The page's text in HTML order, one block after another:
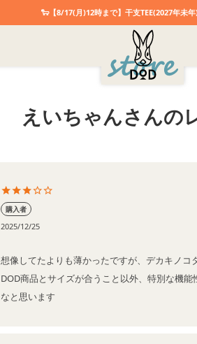
🐑【8/17(月)12時まで】干支TEE(2027年未
えいちゃんさんの
購入者
2025/12/25
想像してたよりも薄かったですが、デカキノコ
DOD商品とサイズが合うこと以外、特別な機